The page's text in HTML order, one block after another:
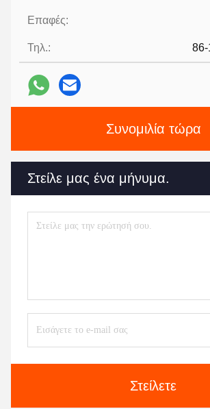
Επαφές:
Τηλ.:
Συνομιλία τώρα
Στείλε μας ένα μήνυμα.
Στείλετε